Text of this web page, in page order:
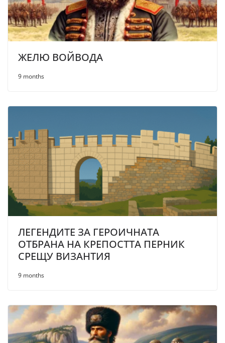
ЖЕЛЮ ВОЙВОДА
9 months
ЛЕГЕНДИТЕ ЗА ГЕРОИЧНАТА
ОТБРАНА НА КРЕПОСТТА ПЕРНИК
СРЕЩУ ВИЗАНТИЯ
9 months